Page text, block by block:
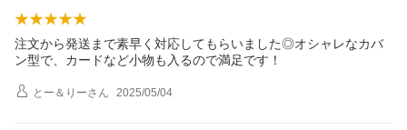
注文から発送まで素早く対応してもらいました◎オシャレなカバ
ン型で、カードなど小物も入るので満足です！
とー＆りーさん 2025/05/04